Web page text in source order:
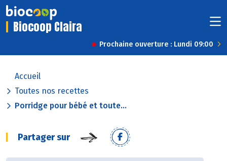
Biocoop Claira
Prochaine ouverture : Lundi 09:00
Accueil
Toutes nos recettes
Porridge pour bébé et toute...
Partager sur